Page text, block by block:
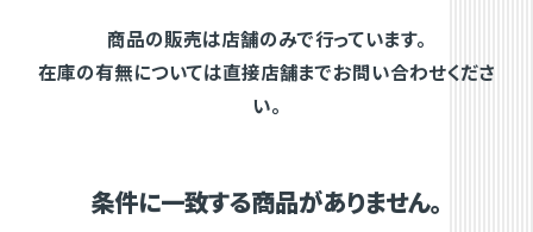
商品の販売は店舗のみで行っています。
在庫の有無については直接店舗までお問い合わせくださ
い。
条件に一致する商品がありません。